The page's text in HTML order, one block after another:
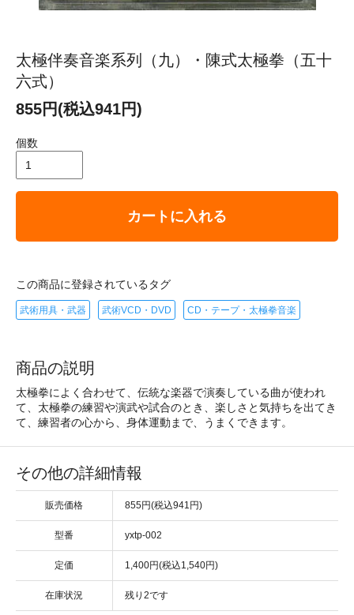
太極伴奏音楽系列（九）・陳式太極拳（五十
六式）
855円(税込941円)
個数
カートに入れる
この商品に登録されているタグ
武術用具・武器 武術VCD・DVD CD・テープ・太極拳音楽
商品の説明
太極拳によく合わせて、伝統な楽器で演奏している曲が使われ
て、太極拳の練習や演武や試合のとき、楽しさと気持ちを出てき
て、練習者の心から、身体運動まで、うまくできます。
その他の詳細情報
販売価格 855円(税込941円)
型番 yxtp-002
定価 1,400円(税込1,540円)
在庫状況 残り2です